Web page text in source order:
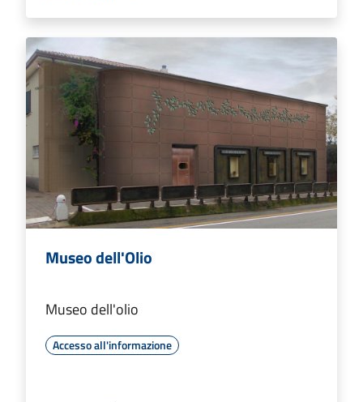
Museo dell'Olio
Museo dell'olio
Accesso all'informazione